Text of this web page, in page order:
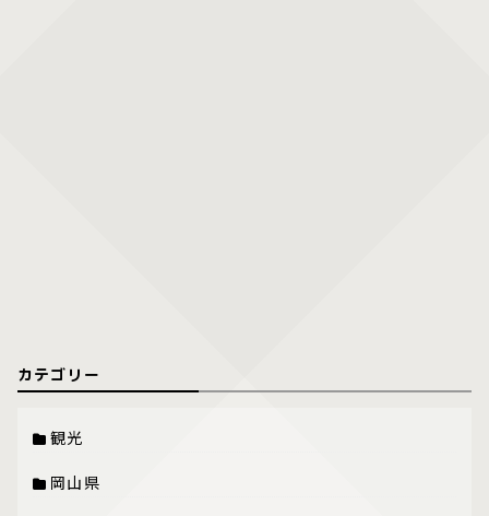
カテゴリー
観光
岡山県